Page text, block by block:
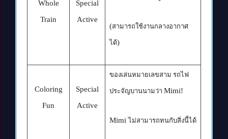
Whole
Train
Special
Active
(สามารถใช้งานกลางอากาศ
ได้)
Coloring
Fun
Special
Active
ของเล่นหมายเลขสาม รถไฟ
ประจัญบานนามว่า Mimi!
Mimiไม่สามารถทนกับสิ่งนี้ได้